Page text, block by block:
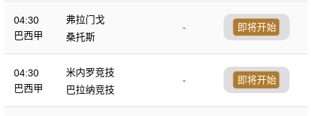
04:30
巴西甲
弗拉门戈
-
桑托斯
即将开始
04:30
巴西甲
米内罗竞技
-
巴拉纳竞技
即将开始